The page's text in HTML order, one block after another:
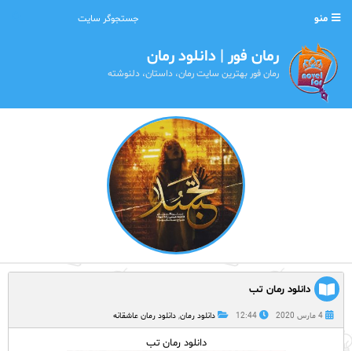
منو
رمان فور | دانلود رمان
رمان فور بهترین سایت رمان، داستان، دلنوشته
دانلود رمان تب
4 مارس 2020 12:44 دانلود رمان, دانلود رمان عاشقانه
دانلود رمان تب